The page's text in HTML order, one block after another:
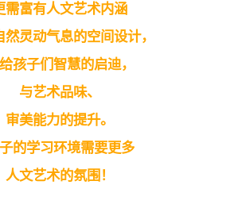
需富有人文艺术内涵
然灵动气息的空间设计，
孩子们智慧的启迪，
与艺术品味、
审美能力的提升。
的学习环境需要更多
人文艺术的氛围！